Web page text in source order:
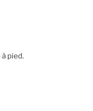
pied.